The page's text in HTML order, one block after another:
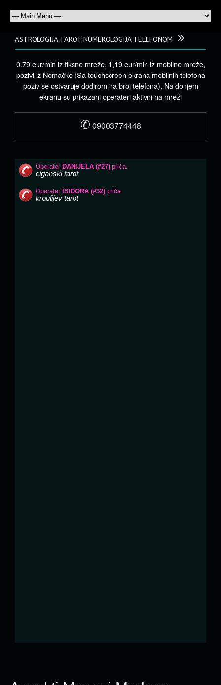
ASTROLOGIJA TAROT NUMEROLOGIJA TELEFONOM
0.79 eur/min iz fiksne mreže, 1,19 eur/min iz mobilne mreže,
pozivi iz Nemačke (Sa touchscreen ekrana mobilnih telefona
poziv se ostvaruje dodirom na broj telefona). Na donjem
ekranu su prikazani operateri aktivni na mreži
✆ 09003774448